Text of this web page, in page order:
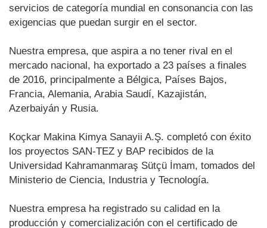
servicios de categoría mundial en consonancia con las
exigencias que puedan surgir en el sector.
Nuestra empresa, que aspira a no tener rival en el
mercado nacional, ha exportado a 23 países a finales
de 2016, principalmente a Bélgica, Países Bajos,
Francia, Alemania, Arabia Saudí, Kazajistán,
Azerbaiyán y Rusia.
Koçkar Makina Kimya Sanayii A.Ş. completó con éxito
los proyectos SAN-TEZ y BAP recibidos de la
Universidad Kahramanmaraş Sütçü İmam, tomados del
Ministerio de Ciencia, Industria y Tecnología.
Nuestra empresa ha registrado su calidad en la
producción y comercialización con el certificado de